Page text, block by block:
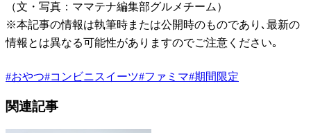
（文・写真：ママテナ編集部グルメチーム）
※本記事の情報は執筆時または公開時のものであり､最新の
情報とは異なる可能性がありますのでご注意ください｡
#おやつ#コンビニスイーツ#ファミマ#期間限定
関連記事